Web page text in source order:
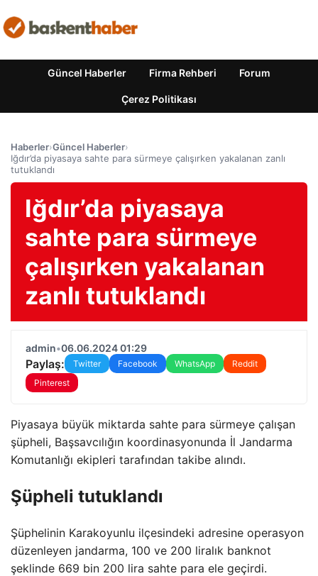
Güncel Haberler Firma Rehberi Forum
Çerez Politikası
Haberler›Güncel Haberler›
Iğdır’da piyasaya sahte para sürmeye çalışırken yakalanan zanlı
tutuklandı
Iğdır’da piyasaya
sahte para sürmeye
çalışırken yakalanan
zanlı tutuklandı
admin•06.06.2024 01:29
Paylaş: Twitter Facebook WhatsApp
Reddit
Pinterest
Piyasaya büyük miktarda sahte para sürmeye çalışan
şüpheli, Başsavcılığın koordinasyonunda İl Jandarma
Komutanlığı ekipleri tarafından takibe alındı.
Şüpheli tutuklandı
Şüphelinin Karakoyunlu ilçesindeki adresine operasyon
düzenleyen jandarma, 100 ve 200 liralık banknot
şeklinde 669 bin 200 lira sahte para ele geçirdi.